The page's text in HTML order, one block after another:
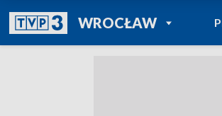
WROCŁAWPOWRÓT DO
TVP REGIONY